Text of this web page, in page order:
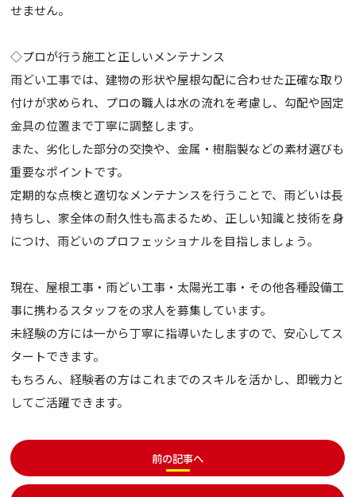
せません。
◇プロが行う施工と正しいメンテナンス
雨どい工事では、建物の形状や屋根勾配に合わせた正確な取り
付けが求められ、プロの職人は水の流れを考慮し、勾配や固定
金具の位置まで丁寧に調整します。
また、劣化した部分の交換や、金属・樹脂製などの素材選びも
重要なポイントです。
定期的な点検と適切なメンテナンスを行うことで、雨どいは長
持ちし、家全体の耐久性も高まるため、正しい知識と技術を身
につけ、雨どいのプロフェッショナルを目指しましょう。
現在、屋根工事・雨どい工事・太陽光工事・その他各種設備工
事に携わるスタッフをの求人を募集しています。
未経験の方には一から丁寧に指導いたしますので、安心してス
タートできます。
もちろん、経験者の方はこれまでのスキルを活かし、即戦力と
してご活躍できます。
前の記事へ